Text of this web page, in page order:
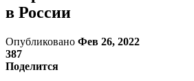
в России
Опубликовано Фев 26, 2022
387
Поделится